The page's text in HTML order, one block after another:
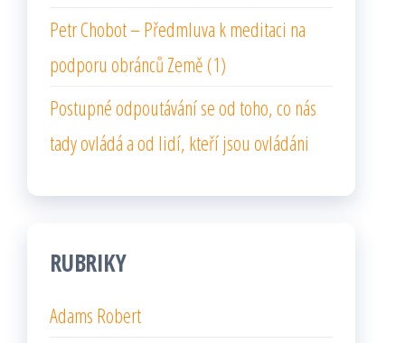
Petr Chobot – Předmluva k meditaci na
podporu obránců Země (1)
Postupné odpoutávání se od toho, co nás
tady ovládá a od lidí, kteří jsou ovládáni
RUBRIKY
Adams Robert